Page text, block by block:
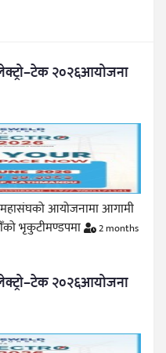
२०२६आयोजना
महासंघको आयोजनामा आगामी
भृकुटीमण्डपमा
2 months
२०२६आयोजना